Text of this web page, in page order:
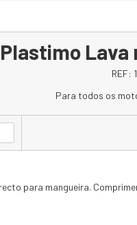
Plastimo
REF:
Para todos os
para mangueira.